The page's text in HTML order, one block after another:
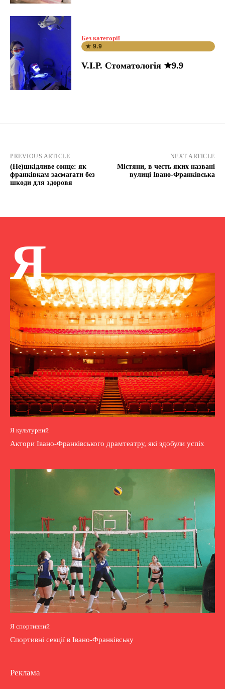
Без категорії
★ 9.9
V.I.P. Стоматологія ★9.9
PREVIOUS ARTICLE
(Не)шкідливе сонце: як
франківкам засмагати без
шкоди для здоровя
NEXT ARTICLE
Містяни, в честь яких названі
вулиці Івано-Франківська
Я
Я культурний
Актори Івано-Франківського драмтеатру, які здобули успіх
Я спортивний
Спортивні секції в Івано-Франківську
Реклама